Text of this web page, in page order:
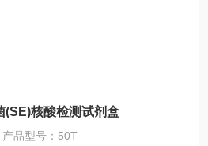
(SE)核酸检测试剂盒
产品型号：50T